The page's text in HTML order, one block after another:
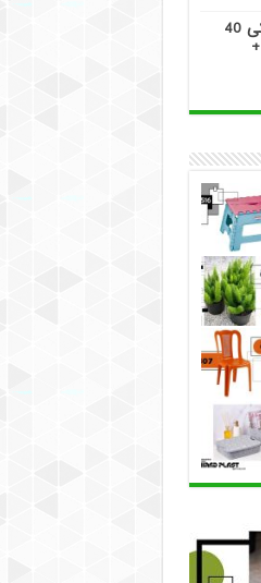
قیمت یخدان پلاستیکی 40